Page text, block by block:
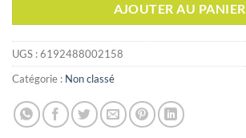
AJOUTER AU PANIER
UGS :6192488002158
Catégorie : Non classé